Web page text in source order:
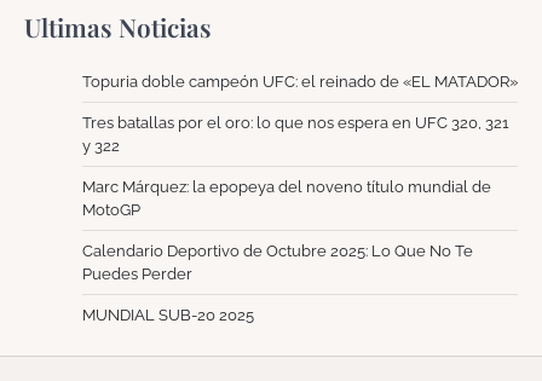
Ultimas Noticias
Topuria doble campeón UFC: el reinado de «EL MATADOR»
Tres batallas por el oro: lo que nos espera en UFC 320, 321
y 322
Marc Márquez: la epopeya del noveno título mundial de
MotoGP
Calendario Deportivo de Octubre 2025: Lo Que No Te
Puedes Perder
MUNDIAL SUB-20 2025